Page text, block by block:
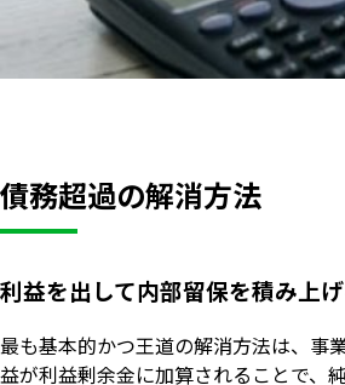
債務超過の解消方法
利益を出して内部留保を積み上
最も基本的かつ王道の解消方法は、事
益が利益剰余金に加算されることで、